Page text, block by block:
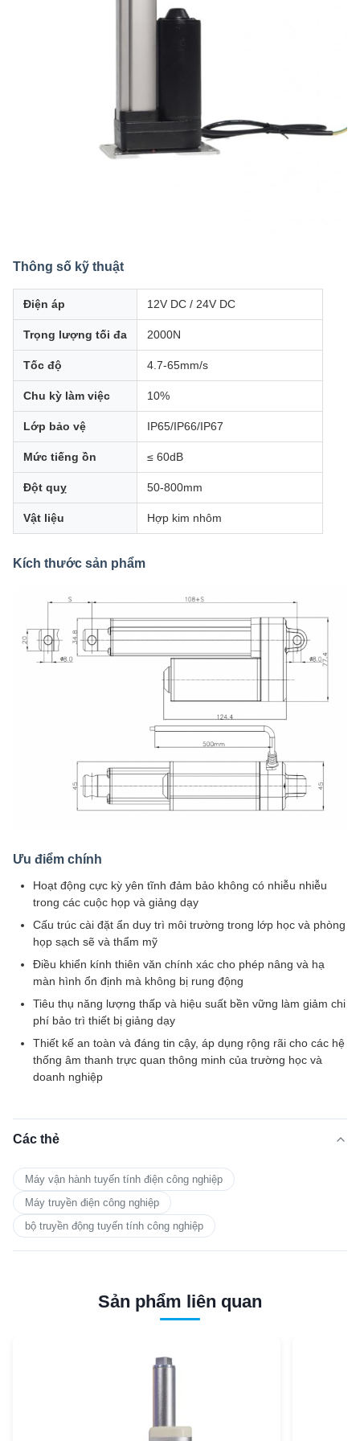
Thông số kỹ thuật
Điện áp 12V DC / 24V DC
Trọng lượng tối đa 2000N
Tốc độ 4.7-65mm/s
Chu kỳ làm việc 10%
Lớp bảo vệ IP65/IP66/IP67
Mức tiếng ồn ≤ 60dB
Đột quỵ 50-800mm
Vật liệu Hợp kim nhôm
Kích thước sản phẩm
Ưu điểm chính
Hoạt động cực kỳ yên tĩnh đảm bảo không có nhiễu nhiễu
trong các cuộc họp và giảng dạy
Cấu trúc cài đặt ẩn duy trì môi trường trong lớp học và phòng
họp sạch sẽ và thẩm mỹ
Điều khiển kính thiên văn chính xác cho phép nâng và hạ
màn hình ổn định mà không bị rung động
Tiêu thụ năng lượng thấp và hiệu suất bền vững làm giảm chi
phí bảo trì thiết bị giảng dạy
Thiết kế an toàn và đáng tin cậy, áp dụng rộng rãi cho các hệ
thống âm thanh trực quan thông minh của trường học và
doanh nghiệp
Các thẻ
Máy vận hành tuyến tính điện công nghiệp
Máy truyền điện công nghiệp
bộ truyền động tuyến tính công nghiệp
Sản phẩm liên quan